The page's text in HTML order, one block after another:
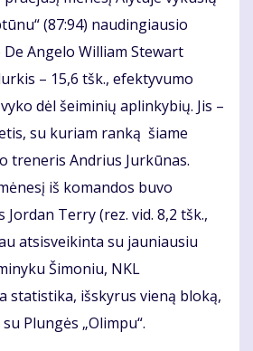
(87:94) naudingiausio
Angelo William Stewart
– 15,6 tšk., efektyvumo
dėl šeiminių aplinkybių. Jis –
su kuriam ranką šiame
treneris Andrius Jurkūnas.
iš komandos buvo
Terry (rez. vid. 8,2 tšk.,
atsisveikinta su jauniausiu
Šimoniu, NKL
statistika, išskyrus vieną bloką,
Plungės „Olimpu“.